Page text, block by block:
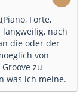
Forte,
langweilig, nach
die oder der
von
zu
was ich meine.